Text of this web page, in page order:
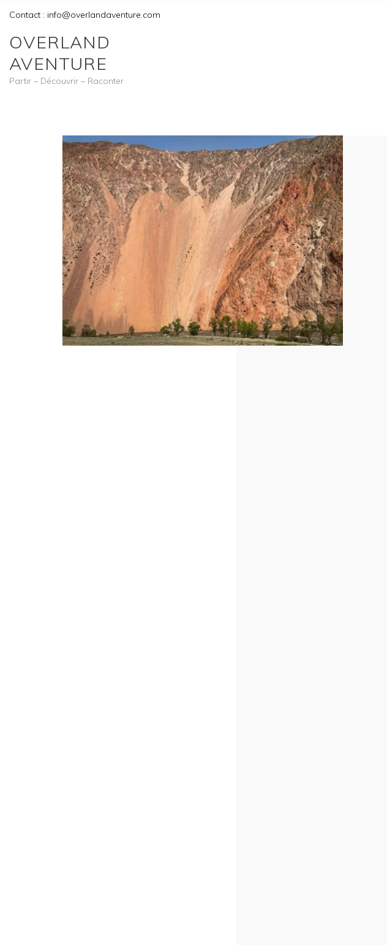
Contact : info@overlandaventure.com
OVERLAND
AVENTURE
Partir – Découvrir – Raconter